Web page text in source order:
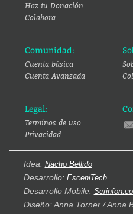
Haz tu Donación
Colabora
Comunidad:
Cuenta básica
Cuenta Avanzada
Legal:
Terminos de uso
Privacidad
Idea: Nacho Bellido
Desarrollo: EsceniTech
Desarrollo Mobile:
Diseño: Anna Torner / Anna